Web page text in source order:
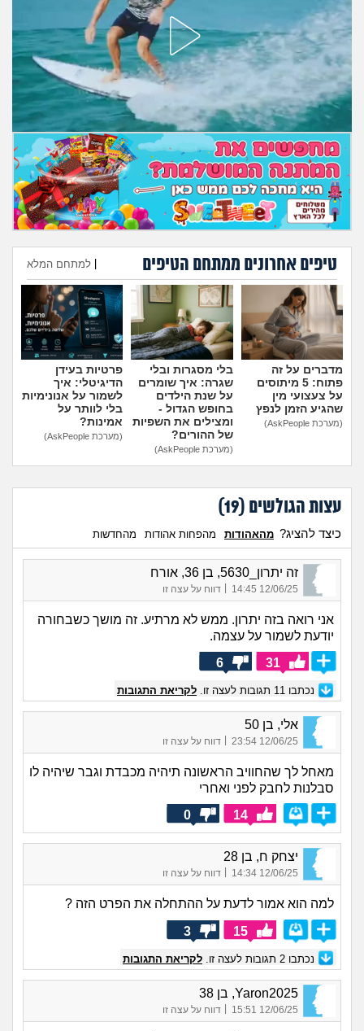
מה שעובר עליי
שומרים על הגוף
פיננסי וכלכלה
בין הסדינים
חיות מחמד
יוקר המחיה
טיפים אחרונים ממתחם הטיפים למתחם המלא
הוספת טיפ
מדברים על זה
פתוח: 5 מיתוסים
על צעצועי מין
שהגיע הזמן לנפץ
(מערכת AskPeople)
בלי מסגרות ובלי
שגרה: איך שומרים
על שנת הילדים
בחופש הגדול -
ומצילים את השפיות
של ההורים?
(מערכת AskPeople)
פרטיות בעידן
הדיגיטלי: איך
לשמור על אנונימיות
בלי לוותר על
אמינות?
(מערכת AskPeople)
עצות הגולשים (19
)
כיצד להציג? מהאהודות מהפחות אהודות מהחדשות
זה יתרון_5630, בן 36, אורח
12/06/25 14:45
| דווח על עצה זו
אני רואה בזה יתרון. ממש לא מרתיע. זה מושך כשבחורה
יודעת לשמור על עצמה.
31
6
נכתבו 11 תגובות לעצה זו. לקריאת התגובות
אלי, בן 50
12/06/25 23:54 דווח על עצה זו
מאחל לך שהחוויב הראשונה תיהיה מכבדת וגבר שיהיה לו
סבלנות לחבק לפני ואחרי
14
0
יצחק ח, בן 28
12/06/25 14:34 דווח על עצה זו
למה הוא אמור לדעת על ההתחלה את הפרט הזה ?
15
3
נכתבו 2 תגובות לעצה זו. לקריאת התגובות
Yaron2025, בן 38
12/06/25 15:51
| דווח על עצה זו